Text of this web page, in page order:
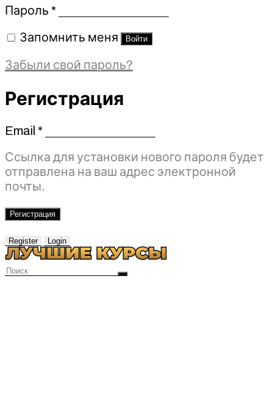
Пароль *Обязательно
Запомнить меня Войти
Забыли свой пароль?
Регистрация
Email *Обязательно
Ссылка для установки нового пароля будет
отправлена ​​на ваш адрес электронной
почты.
Регистрация
Register Login